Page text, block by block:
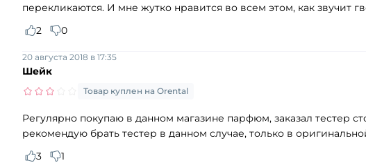
перекликаются. И мне жутко нравится во всем этом, как звучит
2
0
Шейк
20 августа 2018 в 17:35
Товар куплен на Orental
Регулярно покупаю в данном магазине парфюм, заказал тестер
рекомендую брать тестер в данном случае, только в
3
1